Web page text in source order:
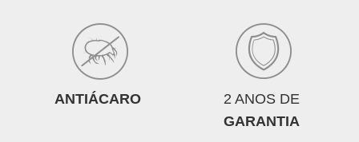
ANTIÁCARO
2 ANOS DE
GARANTIA